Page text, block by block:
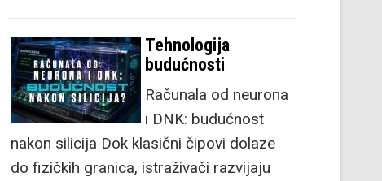
Tehnologija
budućnosti
Računala od neurona
i DNK: budućnost
nakon silicija Dok klasični čipovi dolaze
do fizičkih granica, istraživači razvijaju